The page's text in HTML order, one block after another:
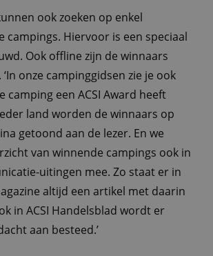
ook zoeken op enkel
campings. Hiervoor is een speciaal
Ook offline zijn de winnaars
onze campinggidsen zie je ook
camping een ACSI Award heeft
land worden de winnaars op
getoond aan de lezer. En we
van winnende campings ook in
uitingen mee. Zo staat er in
altijd een artikel met daarin
in ACSI Handelsblad wordt er
aan besteed.’